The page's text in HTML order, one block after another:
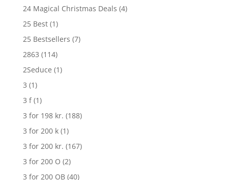
24 Magical Christmas Deals (4)
25 Best (1)
25 Bestsellers (7)
2863 (114)
2Seduce (1)
3 (1)
3 f (1)
3 for 198 kr. (188)
3 for 200 k (1)
3 for 200 kr. (167)
3 for 200 O (2)
3 for 200 OB (40)